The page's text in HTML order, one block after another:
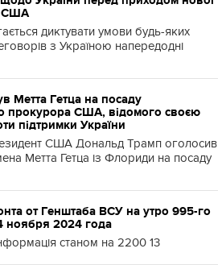
США
диктувати умови будь-яких
з Україною напередодні
Метта Гетца на посаду
прокурора США, відомого своєю
підтримки України
США Дональд Трамп оголосив
Метта Гетца із Флориди на посаду
от Генштаба ВСУ на утро 995-го
ноября 2024 года
станом на 2200 13